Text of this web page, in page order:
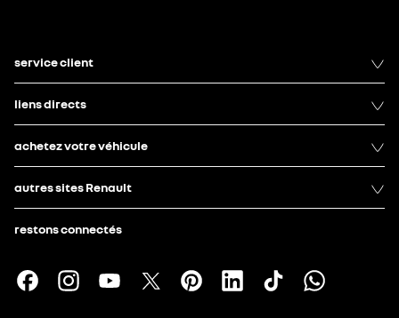
service client
liens directs
achetez votre véhicule
autres sites Renault
restons connectés